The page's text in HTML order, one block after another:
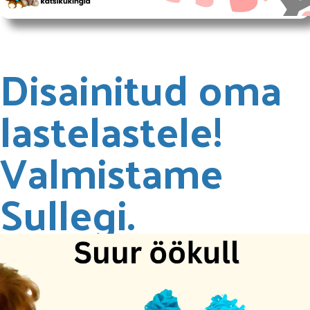
Disainitud oma
lastelastele!
Valmistame
Sullegi.